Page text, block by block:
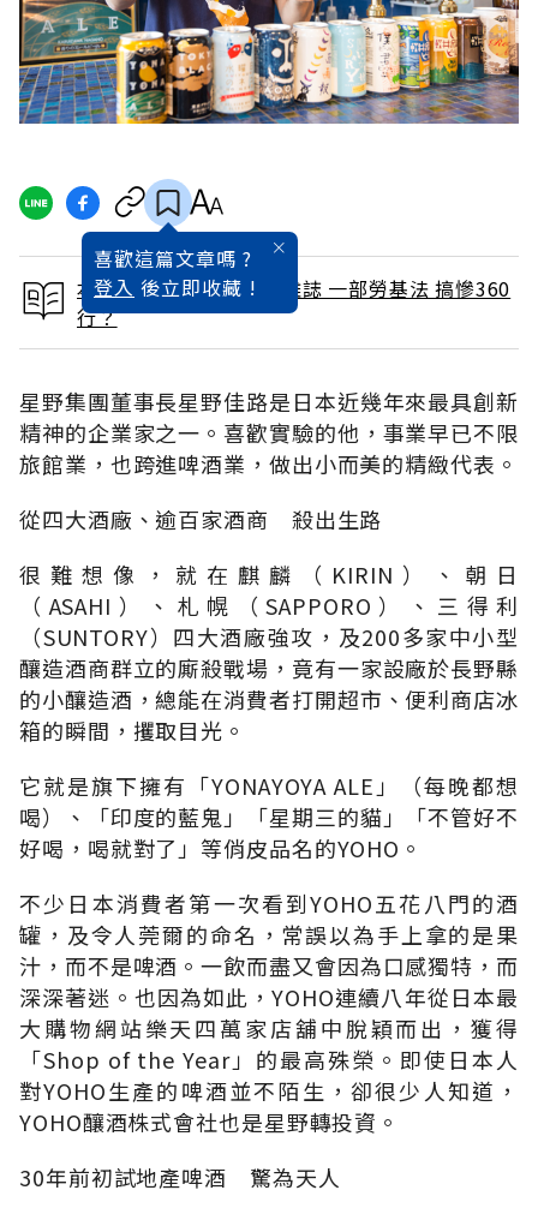
喜歡這篇文章嗎 ?
登入 後立即收藏 !
本文出自 2015 / 7月號雜誌 一部勞基法 搞慘360
行？
星野集團董事長星野佳路是日本近幾年來最具創新
精神的企業家之一。喜歡實驗的他，事業早已不限
旅館業，也跨進啤酒業，做出小而美的精緻代表。
從四大酒廠、逾百家酒商 殺出生路
很難想像，就在麒麟（KIRIN）、朝日
（ASAHI）、札幌（SAPPORO）、三得利
（SUNTORY）四大酒廠強攻，及200多家中小型
釀造酒商群立的廝殺戰場，竟有一家設廠於長野縣
的小釀造酒，總能在消費者打開超市、便利商店冰
箱的瞬間，攫取目光。
它就是旗下擁有「YONAYOYA ALE」（每晚都想
喝）、「印度的藍鬼」「星期三的貓」「不管好不
好喝，喝就對了」等俏皮品名的YOHO。
不少日本消費者第一次看到YOHO五花八門的酒
罐，及令人莞爾的命名，常誤以為手上拿的是果
汁，而不是啤酒。一飲而盡又會因為口感獨特，而
深深著迷。也因為如此，YOHO連續八年從日本最
大購物網站樂天四萬家店舖中脫穎而出，獲得
「Shop of the Year」的最高殊榮。即使日本人
對YOHO生產的啤酒並不陌生，卻很少人知道，
YOHO釀酒株式會社也是星野轉投資。
30年前初試地產啤酒 驚為天人